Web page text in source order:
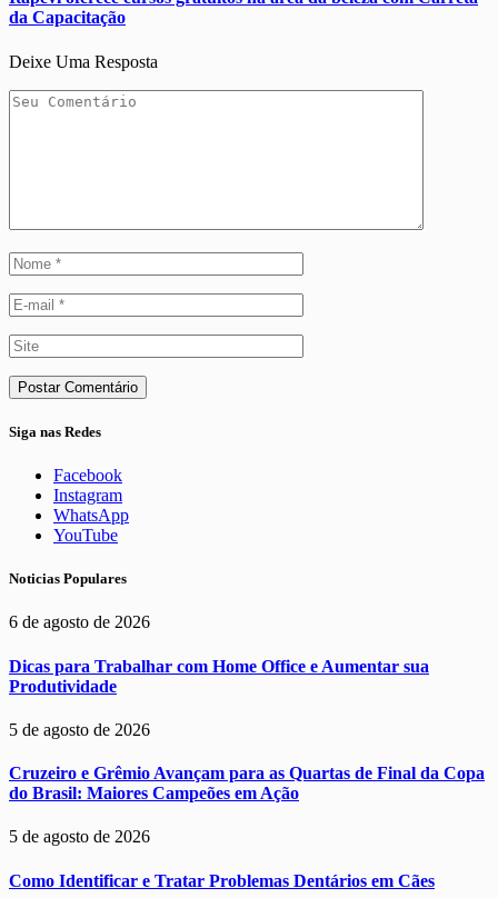
da Capacitação
Deixe Uma Resposta
Siga nas Redes
Facebook
Instagram
WhatsApp
YouTube
Noticias Populares
6 de agosto de 2026
Dicas para Trabalhar com Home Office e Aumentar sua
Produtividade
5 de agosto de 2026
Cruzeiro e Grêmio Avançam para as Quartas de Final da Copa
do Brasil: Maiores Campeões em Ação
5 de agosto de 2026
Como Identificar e Tratar Problemas Dentários em Cães